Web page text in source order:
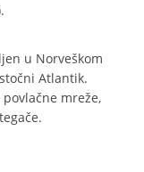
u Norveškom
Atlantik.
mreže,